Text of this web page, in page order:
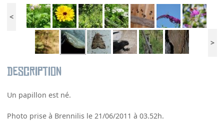
<
>
Description
Un papillon est né.
Photo prise à Brennilis le 21/06/2011 à 03.52h.